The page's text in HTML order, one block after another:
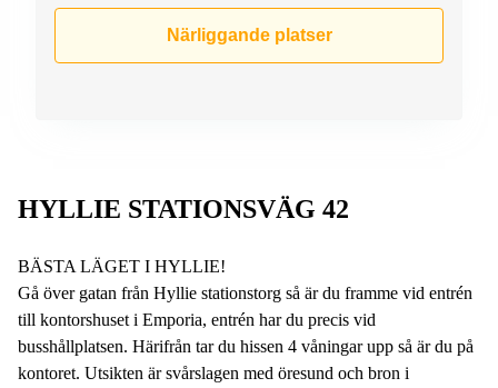
Närliggande platser
HYLLIE STATIONSVÄG 42
BÄSTA LÄGET I HYLLIE!
Gå över gatan från Hyllie stationstorg så är du framme vid entrén
till kontorshuset i Emporia, entrén har du precis vid
busshållplatsen. Härifrån tar du hissen 4 våningar upp så är du på
kontoret. Utsikten är svårslagen med öresund och bron i